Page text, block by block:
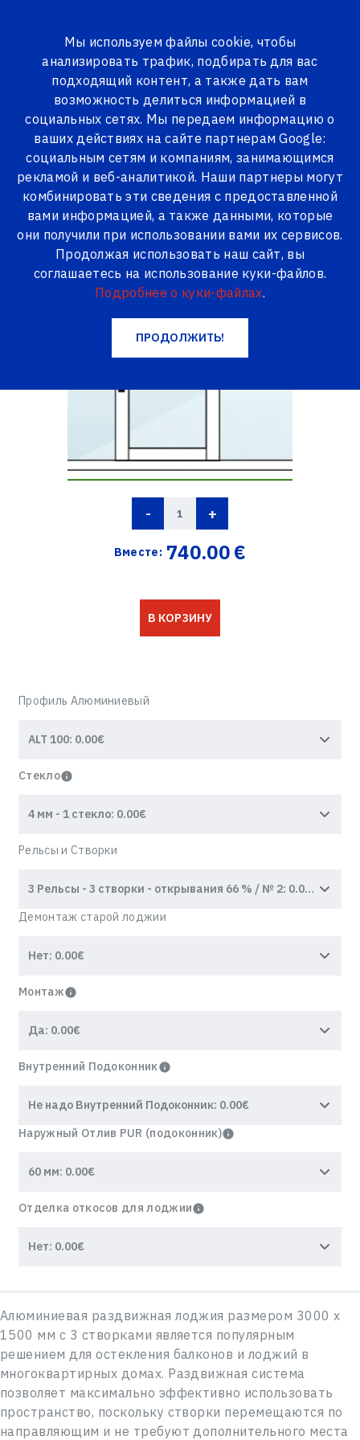
Мы используем файлы cookie, чтобы
анализировать трафик, подбирать для вас
подходящий контент, а также дать вам
возможность делиться информацией в
социальных сетях. Мы передаем информацию о
ваших действиях на сайте партнерам Google:
социальным сетям и компаниям, занимающимся
рекламой и веб-аналитикой. Наши партнеры могут
комбинировать эти сведения с предоставленной
вами информацией, а также данными, которые
они получили при использовании вами их сервисов.
Продолжая использовать наш сайт, вы
соглашаетесь на использование куки-файлов.
Подробнее о куки-файлах.
ПРОДОЛЖИТЬ!
ВСЕ ТОВАРЫ
Чешский проект
Алюминиевая раздвижная лоджия 3 м 3000 х 1500 мм
/ 3 Створки
Алюминиевая раздвижная лоджия 3
м 3000 х 1500 мм / 3 Створки
- +
Вместе: 740.00€
В КОРЗИНУ
Профиль Алюминиевый
Стекло
Рельсы и Створки
Демонтаж старой лоджии
Монтаж
Внутренний Подоконник
Наружный Отлив PUR (подоконник)
Отделка откосов для лоджии
Алюминиевая раздвижная лоджия размером 3000 х
1500 мм с 3 створками является популярным
решением для остекления балконов и лоджий в
многоквартирных домах. Раздвижная система
позволяет максимально эффективно использовать
пространство, поскольку створки перемещаются по
направляющим и не требуют дополнительного места